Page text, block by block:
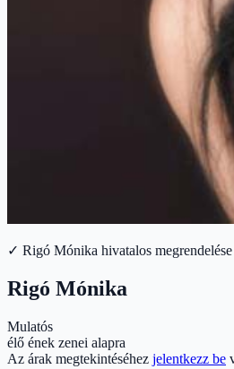
✓ Rigó Mónika hivatalos
Rigó Mónika
Mulatós
élő ének zenei alapra
Az árak megtekintéséhez jelentkezz be